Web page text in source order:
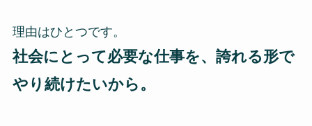
理由はひとつです。
社会にとって必要な仕事を、誇れる形で
やり続けたいから。